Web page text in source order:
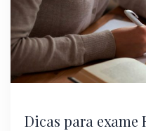
Dicas para exame